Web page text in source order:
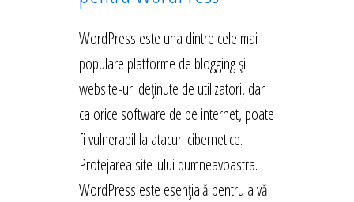
WordPress este una dintre cele mai
populare platforme de blogging și
website-uri deținute de utilizatori, dar
ca orice software de pe internet, poate
fi vulnerabil la atacuri cibernetice.
Protejarea site-ului dumneavoastra.
WordPress este esențială pentru a vă